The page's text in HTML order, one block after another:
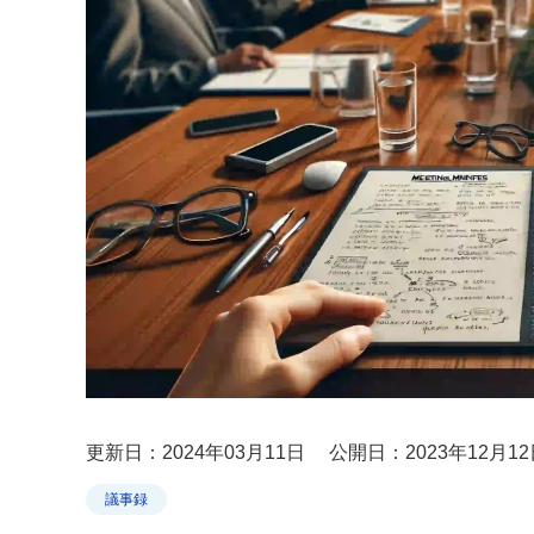
更新日：2024年03月11日 公開日：2023年12月12
議事録